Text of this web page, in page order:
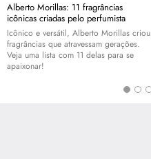
Alberto Morillas: 11 fragrâncias
icônicas criadas pelo perfumista
Icônico e versátil, Alberto Morillas criou
fragrâncias que atravessam gerações.
Veja uma lista com 11 delas para se
apaixonar!